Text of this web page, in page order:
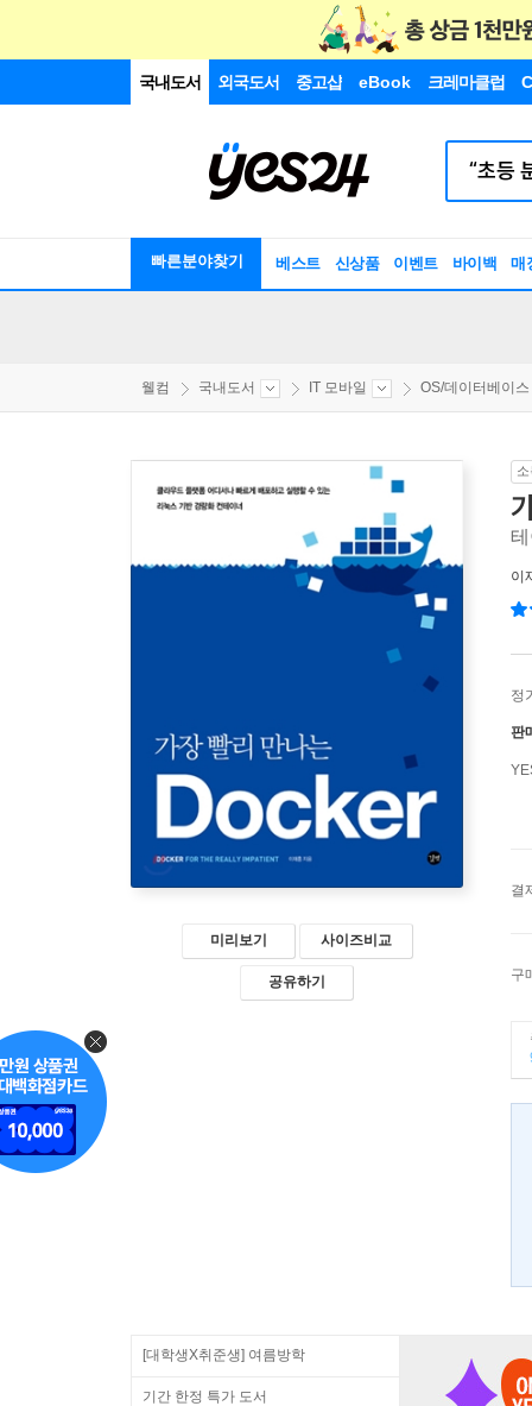
국내도서 외국도서 중고샵 eBook 크레마클럽
빠른분야찾기 베스트 신상품 이벤트 바이백 매
웰컴 국내도서 IT 모바일 OS/데이터베이스
미리보기 사이즈비교
공유하기
이
정
판
결
구
[대학생X취준생] 여름방학
기간 한정 특가 도서